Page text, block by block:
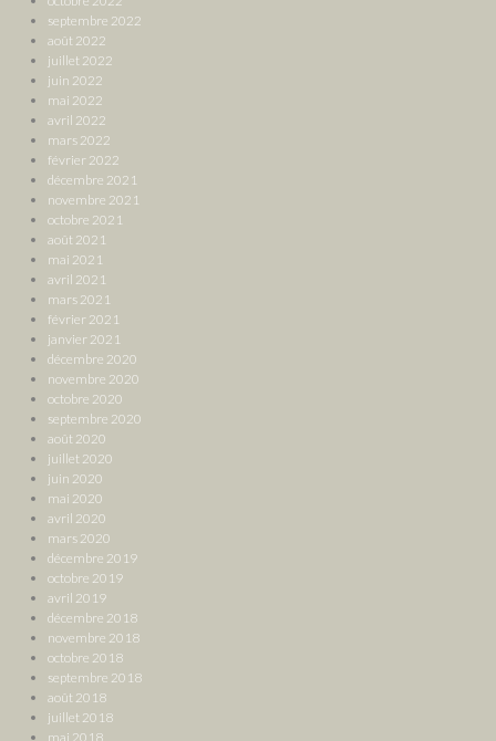
septembre 2022
août 2022
juillet 2022
juin 2022
mai 2022
avril 2022
mars 2022
février 2022
décembre 2021
novembre 2021
octobre 2021
août 2021
mai 2021
avril 2021
mars 2021
février 2021
janvier 2021
décembre 2020
novembre 2020
octobre 2020
septembre 2020
août 2020
juillet 2020
juin 2020
mai 2020
avril 2020
mars 2020
décembre 2019
octobre 2019
avril 2019
décembre 2018
novembre 2018
octobre 2018
septembre 2018
août 2018
juillet 2018
mai 2018